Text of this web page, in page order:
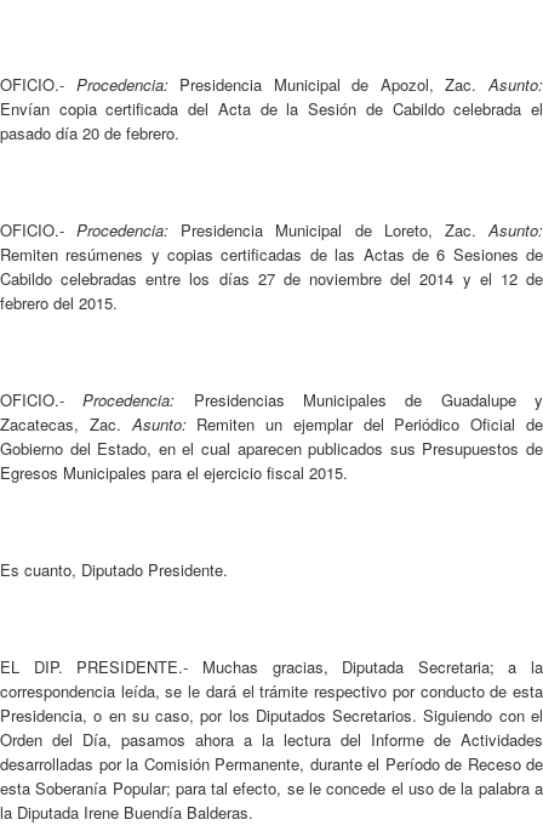
OFICIO.- Procedencia:Presidencia Municipal de Apozol, Zac.Asunto:
Envían copia certificada del Acta de la Sesión de Cabildo celebrada el
pasado día 20 de febrero.
OFICIO.-Procedencia: Presidencia Municipal de Loreto, Zac.Asunto:
Remiten resúmenes y copias certificadas de las Actas de 6 Sesiones de
Cabildo celebradas entre los días 27 de noviembre del 2014 y el 12 de
febrero del 2015.
OFICIO.-Procedencia: Presidencias Municipales de Guadalupe y
Zacatecas, Zac. Asunto:Remiten un ejemplar del Periódico Oficial de
Gobierno del Estado, en el cual aparecen publicados sus Presupuestos de
Egresos Municipales para el ejercicio fiscal 2015.
Es cuanto, Diputado Presidente.
EL DIP. PRESIDENTE.- Muchas gracias, Diputada Secretaria; a la
correspondencia leída, se le dará el trámite respectivo por conducto de esta
Presidencia, o en su caso, por los Diputados Secretarios. Siguiendo con el
Orden del Día, pasamos ahora a la lectura del Informe de Actividades
desarrolladas por la Comisión Permanente, durante el Período de Receso de
esta Soberanía Popular; para tal efecto, se le concede el uso de la palabra a
la Diputada Irene Buendía Balderas.